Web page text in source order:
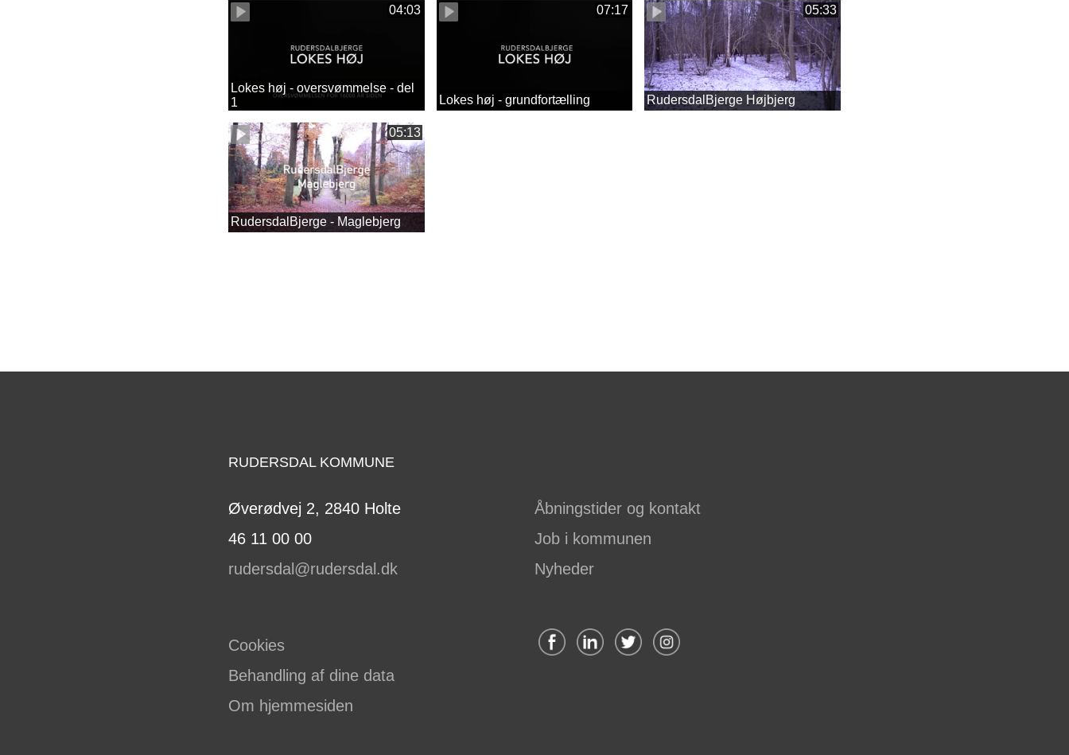
04:03
Lokes høj - oversvømmelse - del
1
07:17
Lokes høj - grundfortælling
05:33
RudersdalBjerge Højbjerg
05:13
RudersdalBjerge - Maglebjerg
RUDERSDAL KOMMUNE
Øverødvej 2, 2840 Holte
46 11 00 00
rudersdal@rudersdal.dk
Åbningstider og kontakt
Job i kommunen
Nyheder
Cookies
Behandling af dine data
Om hjemmesiden